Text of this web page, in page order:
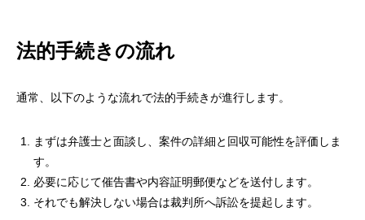
法的手続きの流れ
通常、以下のような流れで法的手続きが進行します。
まずは弁護士と面談し、案件の詳細と回収可能性を評価しま
す。
必要に応じて催告書や内容証明郵便などを送付します。
それでも解決しない場合は裁判所へ訴訟を提起します。